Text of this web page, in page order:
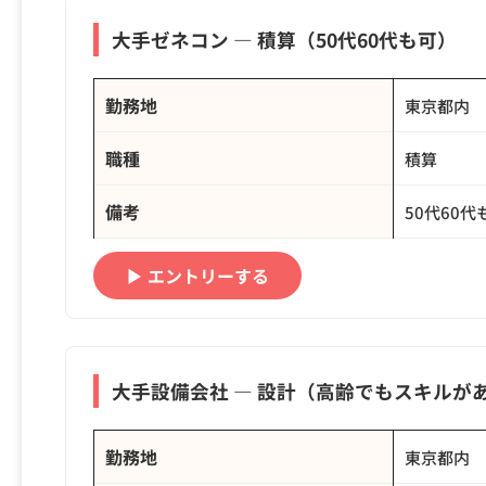
大手ゼネコン ― 積算（50代60代も可）
勤務地 東京都内
職種 積算
備考 50代60代
▶ エントリーする
大手設備会社 ― 設計（高齢でもスキルが
勤務地 東京都内